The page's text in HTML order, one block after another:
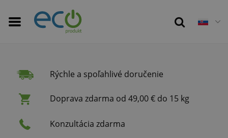
Rýchle a spoľahlivé doručenie
Doprava zdarma od 49,00 € do 15 kg
Konzultácia zdarma